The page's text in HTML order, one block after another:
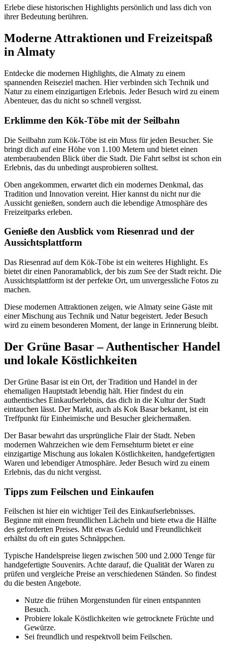
Erlebe diese historischen Highlights persönlich und lass dich von
ihrer Bedeutung berühren.
Moderne Attraktionen und Freizeitspaß
in Almaty
Entdecke die modernen Highlights, die Almaty zu einem
spannenden Reiseziel machen. Hier verbinden sich Technik und
Natur zu einem einzigartigen Erlebnis. Jeder Besuch wird zu einem
Abenteuer, das du nicht so schnell vergisst.
Erklimme den Kök-Töbe mit der Seilbahn
Die Seilbahn zum Kök-Töbe ist ein Muss für jeden Besucher. Sie
bringt dich auf eine Höhe von 1.100 Metern und bietet einen
atemberaubenden Blick über die Stadt. Die Fahrt selbst ist schon ein
Erlebnis, das du unbedingt ausprobieren solltest.
Oben angekommen, erwartet dich ein modernes Denkmal, das
Tradition und Innovation vereint. Hier kannst du nicht nur die
Aussicht genießen, sondern auch die lebendige Atmosphäre des
Freizeitparks erleben.
Genieße den Ausblick vom Riesenrad und der
Aussichtsplattform
Das Riesenrad auf dem Kök-Töbe ist ein weiteres Highlight. Es
bietet dir einen Panoramablick, der bis zum See der Stadt reicht. Die
Aussichtsplattform ist der perfekte Ort, um unvergessliche Fotos zu
machen.
Diese modernen Attraktionen zeigen, wie Almaty seine Gäste mit
einer Mischung aus Technik und Natur begeistert. Jeder Besuch
wird zu einem besonderen Moment, der lange in Erinnerung bleibt.
Der Grüne Basar – Authentischer Handel
und lokale Köstlichkeiten
Der Grüne Basar ist ein Ort, der Tradition und Handel in der
ehemaligen Hauptstadt lebendig hält. Hier findest du ein
authentisches Einkaufserlebnis, das dich in die Kultur der Stadt
eintauchen lässt. Der Markt, auch als Kok Basar bekannt, ist ein
Treffpunkt für Einheimische und Besucher gleichermaßen.
Der Basar bewahrt das ursprüngliche Flair der Stadt. Neben
modernen Wahrzeichen wie dem Fernsehturm bietet er eine
einzigartige Mischung aus lokalen Köstlichkeiten, handgefertigten
Waren und lebendiger Atmosphäre. Jeder Besuch wird zu einem
Erlebnis, das du nicht vergisst.
Tipps zum Feilschen und Einkaufen
Feilschen ist hier ein wichtiger Teil des Einkaufserlebnisses.
Beginne mit einem freundlichen Lächeln und biete etwa die Hälfte
des geforderten Preises. Mit etwas Geduld und Freundlichkeit
erhältst du oft ein gutes Schnäppchen.
Typische Handelspreise liegen zwischen 500 und 2.000 Tenge für
handgefertigte Souvenirs. Achte darauf, die Qualität der Waren zu
prüfen und vergleiche Preise an verschiedenen Ständen. So findest
du die besten Angebote.
Nutze die frühen Morgenstunden für einen entspannten
Besuch.
Probiere lokale Köstlichkeiten wie getrocknete Früchte und
Gewürze.
Sei freundlich und respektvoll beim Feilschen.